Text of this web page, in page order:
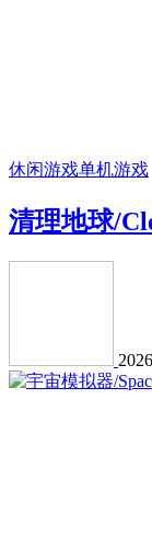
休闲游戏单机游戏
清理地球/